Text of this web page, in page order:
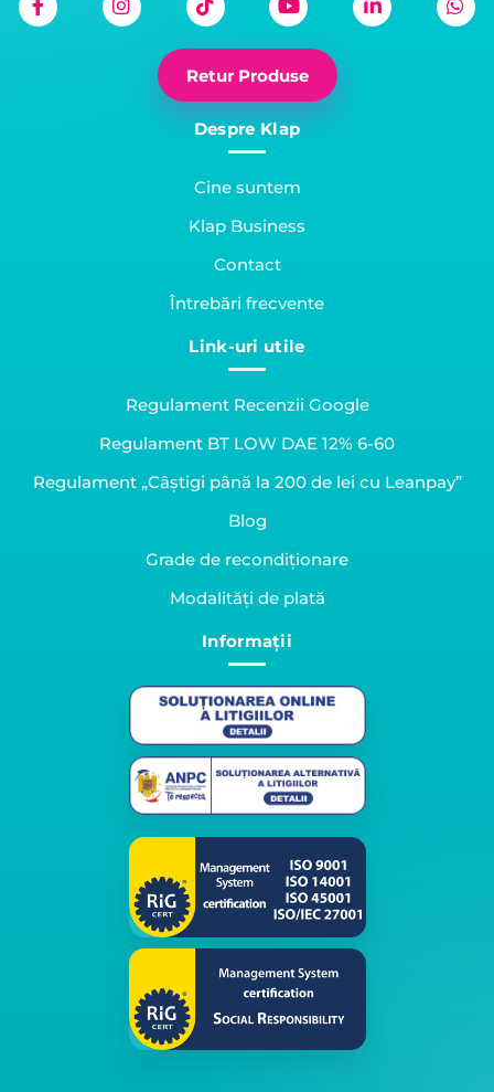
Retur Produse
Despre Klap
Cine suntem
Klap Business
Contact
Întrebări frecvente
Link-uri utile
Regulament Recenzii Google
Regulament BT LOW DAE 12% 6-60
Regulament „Câștigi până la 200 de lei cu Leanpay”
Blog
Grade de recondiționare
Modalități de plată
Informații